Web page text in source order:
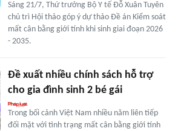
Sáng 21/7, Thứ trưởng Bộ Y tế Đỗ Xuân Tuyên
chủ trì Hội thảo góp ý dự thảo Đề án Kiểm soát
mất cân bằng giới tính khi sinh giai đoạn 2026
- 2035.
Đề xuất nhiều chính sách hỗ trợ
cho gia đình sinh 2 bé gái
Trong bối cảnh Việt Nam nhiều năm liên tiếp
đối mặt với tình trạng mất cân bằng giới tính